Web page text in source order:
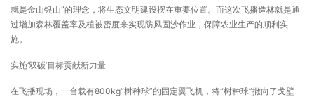
就是金山银山”的理念，将生态文明建设摆在重要位置。而这次飞播造林就是通
过增加森林覆盖率及植被密度来实现防风固沙作业，保障农业生产的顺利实
施。
实施‘双碳’目标贡献新力量
在飞播现场，一台载有800kg“树种球”的固定翼飞机，将“树种球”撒向了戈壁